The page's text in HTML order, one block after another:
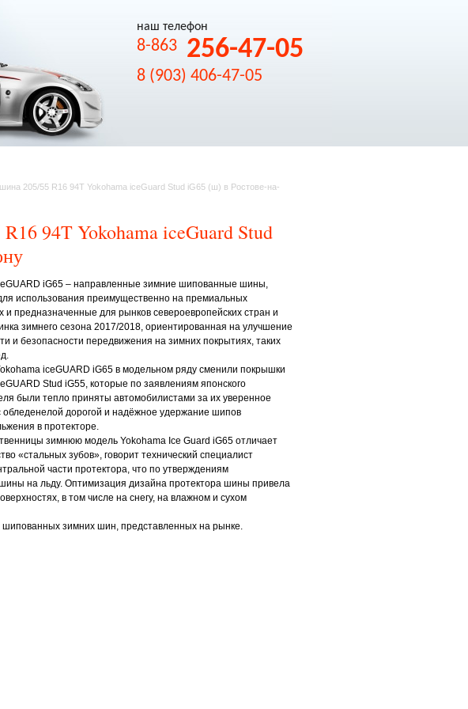
наш телефон
8-863 256-47-05
8 (903) 406-47-05
205/55 R16 94T Yokohama iceGuard Stud iG65 (ш) в Ростове-на-
94T Yokohama iceGuard Stud
iG65 – направленные зимние шипованные шины,
использования преимущественно на премиальных
и предназначенные для рынков североевропейских стран и
зимнего сезона 2017/2018, ориентированная на улучшение
и безопасности передвижения на зимних покрытиях, таких
iceGUARD iG65 в модельном ряду сменили покрышки
Stud iG55, которые по заявлениям японского
были тепло приняты автомобилистами за их уверенное
обледенелой дорогой и надёжное удержание шипов
в протекторе.
зимнюю модель Yokohama Ice Guard iG65 отличает
«стальных зубов», говорит технический специалист
части протектора, что по утверждениям
на льду. Оптимизация дизайна протектора шины привела
в том числе на снегу, на влажном и сухом
зимних шин, представленных на рынке.